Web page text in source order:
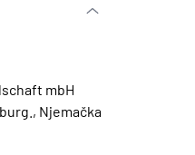
mbH
Njemačka